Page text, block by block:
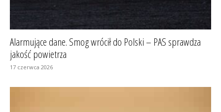
Alarmujące dane. Smog wrócił do Polski – PAS sprawdza
jakość powietrza
17 czerwca 2026